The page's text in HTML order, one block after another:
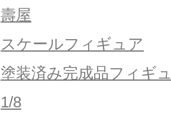
壽屋
スケールフィギュア
塗装済み完成品フィギ
1/8